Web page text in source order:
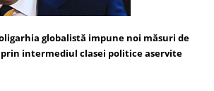
globalistă impune noi măsuri de
intermediul clasei politice aservite